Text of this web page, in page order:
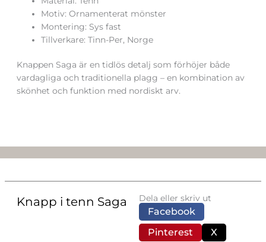
Motiv: Ornamenterat mönster
Montering: Sys fast
Tillverkare: Tinn-Per, Norge
Knappen Saga är en tidlös detalj som förhöjer både
vardagliga och traditionella plagg – en kombination av
skönhet och funktion med nordiskt arv.
Knapp i tenn Saga Dela eller skriv ut
Facebook
Pinterest
X